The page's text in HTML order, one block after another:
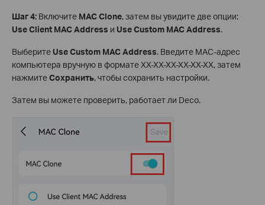
Шаг 4: Включите MAC Clone, затем вы увидите две опции:
Use Client MAC Address и Use Custom MAC Address.
Выберите Use Custom MAC Address. Введите MAC-адрес
компьютера вручную в формате XX-XX-XX-XX-XX-XX, затем
нажмитеСохранить, чтобы сохранить настройки.
Затем вы можете проверить, работает ли Deco.